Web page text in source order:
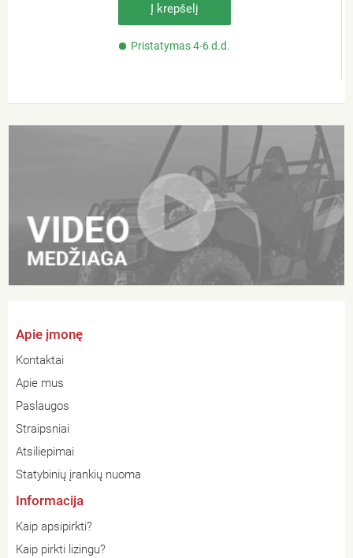
Į krepšelį
Pristatymas 4-6 d.d.
Apie įmonę
Kontaktai
Apie mus
Paslaugos
Straipsniai
Atsiliepimai
Statybinių įrankių nuoma
Informacija
Kaip apsipirkti?
Kaip pirkti lizingu?